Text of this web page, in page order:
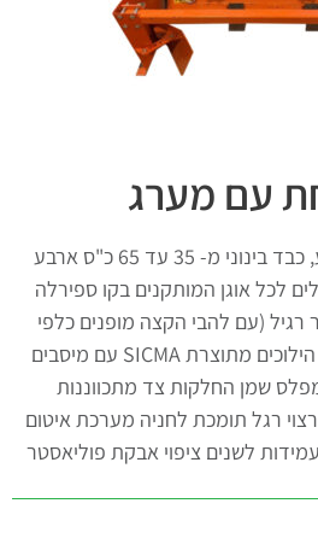
עם מערג
מעבד סיבובי – RD קבוע, כבד בינוני מ- 35 עד 65 כ"ס ארבע
מעוקלים לכל אוגן המותקנים בקו ספירלה
רגיל (עם להבי הקצה מופנים כלפי
חוץ) תיבת הילוכים בת 4 הילוכים מתוצרת SICMA עם מיסבים
מפלס שמן החלקות צד מתכווננות
רגל תומכת לחניה מערכת איטום
לשנים ציפוי אבקת פוליאסטר